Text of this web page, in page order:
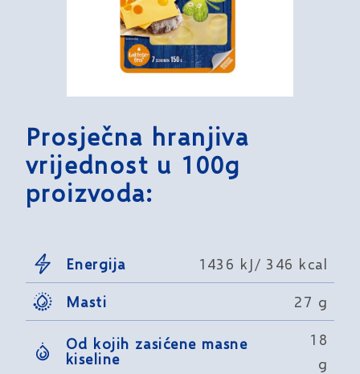
Prosječna hranjiva
vrijednost u 100g
proizvoda:
Energija 1436 kJ/ 346 kcal
Masti 27 g
Od kojih zasićene masne
kiseline
18
g